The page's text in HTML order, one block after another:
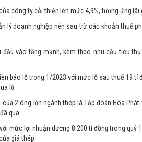
công ty cải thiện lên mức 4,9%, tương ứng lãi
lý doanh nghiệp nên sau trừ các khoản thuế
vào tăng mạnh, kèm theo nhu cầu tiêu
báo lỗ trong 1/2023 với mức lỗ sau thuế 19 tỉ
lỗ.
2 ông lớn ngành thép là Tập đoàn Hòa
qua.
mức lợi nhuận dương 8.200 tỉ đồng trong quý
giá thép.